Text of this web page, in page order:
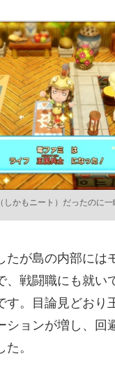
しかもニート）だったのに
たが島の内部には
、戦闘職にも就い
す。目論見どおり
ションが増し、回
。